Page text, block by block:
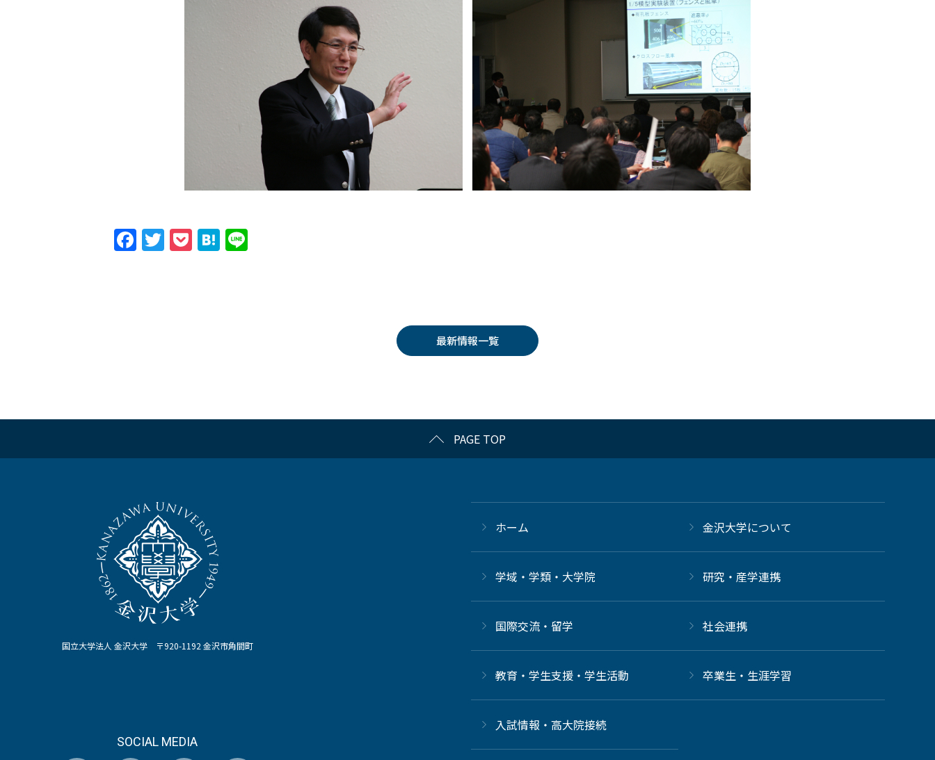
Facebook
Twitter
PocketHatena
最新情報一覧
PAGE TOP
国立大学法人 金沢大学 〒920-1192 金沢市角間町
SOCIAL MEDIA
ホーム 金沢大学について
学域・学類・大学院 研究・産学連携
国際交流・留学 社会連携
教育・学生支援・学生活動 卒業生・生涯学習
⼊試情報・高大院接続